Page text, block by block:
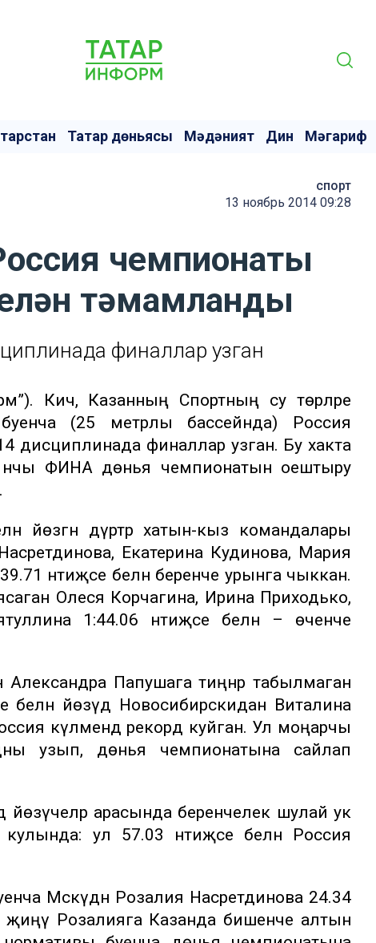
Татар дөньясы Мәдәният Дин Мәгариф
спорт
13 ноябрь 2014 09:28
чемпионаты
тәмамланды
финаллар узган
Кичә, Казанның Спортның су төрләре
(25 метрлы бассейнда) Россия
дисциплинада финаллар узган. Бу хакта
нчы ФИНА дөнья чемпионатын оештыру
йөзгән дүртәр хатын-кыз командалары
Екатерина Кудинова, Мария
нәтиҗәсе белән беренче урынга чыккан.
Олеся Корчагина, Ирина Приходько,
1:44.06 нәтиҗәсе белән – өченче
Александра Папушага тиңнәр табылмаган
белән йөзүдә Новосибирскидан Виталина
күләмендә рекорд куйган. Ул моңарчы
узып, дөнья чемпионатына сайлап
йөзүчеләр арасында беренчелек шулай ук
ул 57.03 нәтиҗәсе белән Россия
Мәскәүдән Розалия Насретдинова 24.34
җиңү Розалияга Казанда бишенче алтын